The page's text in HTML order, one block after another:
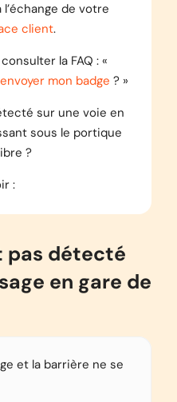
de votre
client.
la FAQ : «
mon badge ? »
sur une voie en
sous le portique
?
:
pas détecté
en gare de
et la barrière ne se